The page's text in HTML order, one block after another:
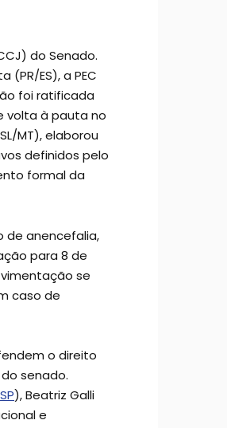
do Senado.
ES), a PEC
foi ratificada
volta à pauta no
MT), elaborou
definidos pelo
formal da
de anencefalia,
para 8 de
se
caso de
o direito
senado.
), Beatriz Galli
e